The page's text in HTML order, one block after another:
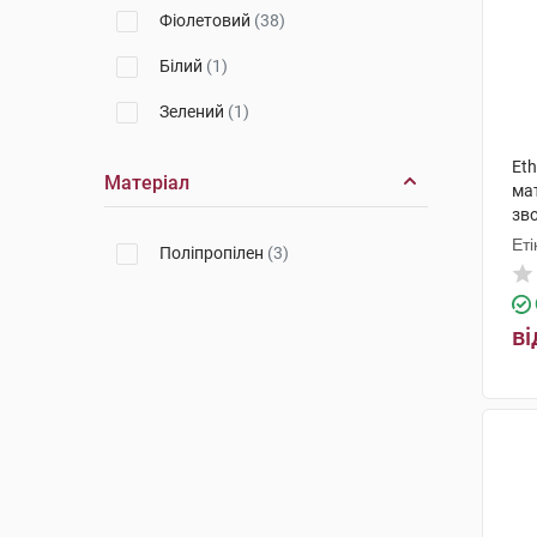
Фіолетовий (38)
Білий (1)
Зелений (1)
Матеріал
Поліпропілен (3)
шт